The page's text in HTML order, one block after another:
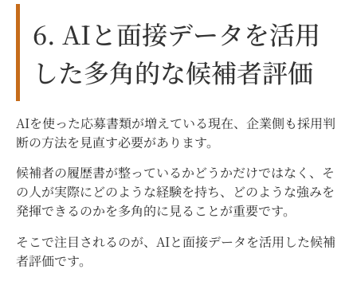
6. AIと面接データを活用
した多角的な候補者評価
AIを使った応募書類が増えている現在、企業側も採用判
断の方法を見直す必要があります。
候補者の履歴書が整っているかどうかだけではなく、そ
の人が実際にどのような経験を持ち、どのような強みを
発揮できるのかを多角的に見ることが重要です。
そこで注目されるのが、AIと面接データを活用した候補
者評価です。